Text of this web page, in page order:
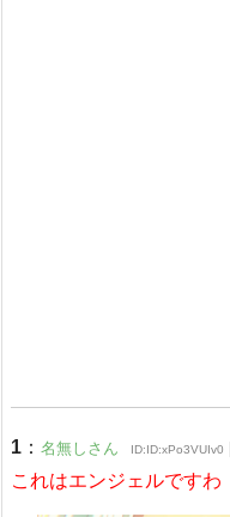
1 ： 名無しさん ID:ID:xPo3VUIv0
これはエンジェルですわ